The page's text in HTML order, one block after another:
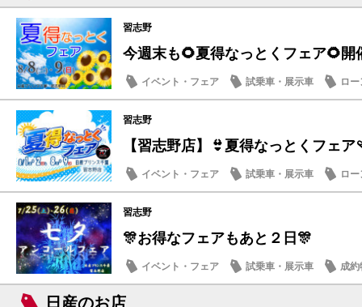
習志野
今週末も🌻夏得なっとくフェア🌻開
イベント・フェア 試乗車・展示車
ロー
営業日・店休日
習志野
【習志野店】👙夏得なっとくフェ
イベント・フェア 試乗車・展示車
ロー
日産のお店
習志野
🎊お得なフェアもあと２日🎊
イベント・フェア 試乗車・展示車
成約
メンテナンス商品
日産のお店